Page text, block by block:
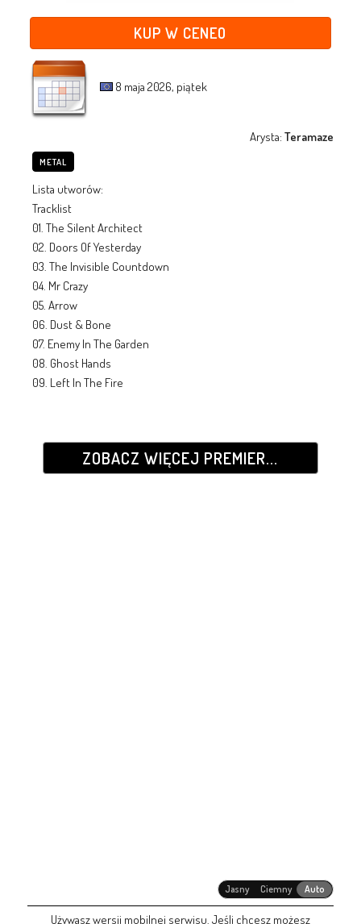
KUP W CENEO
8 maja 2026, piątek
Arysta:Teramaze
METAL
Lista utworów:
Tracklist
01. The Silent Architect
02. Doors Of Yesterday
03. The Invisible Countdown
04. Mr Crazy
05. Arrow
06. Dust & Bone
07. Enemy In The Garden
08. Ghost Hands
09. Left In The Fire
ZOBACZ WIĘCEJ PREMIER...
Jasny Ciemny Auto
Używasz wersji mobilnej serwisu. Jeśli chcesz możesz